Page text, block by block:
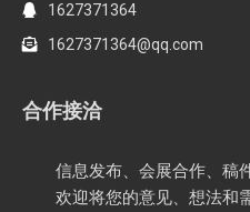
1627371364
1627371364@qq.com
合作接洽
信息发布、会展合作、稿件
欢迎将您的意见、想法和需